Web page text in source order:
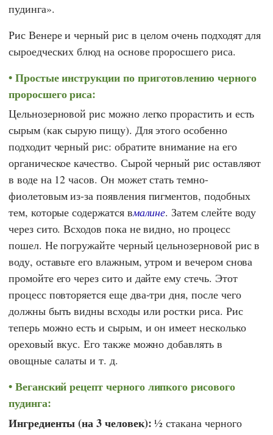
пудинга».
Рис Венере и черный рис в целом очень подходят для
сыроедческих блюд на основе проросшего риса.
Простые инструкции по приготовлению черного
проросшего риса:
Цельнозерновой рис можно легко прорастить и есть
сырым (как сырую пищу). Для этого особенно
подходит черный рис: обратите внимание на его
органическое качество. Сырой черный рис оставляют
в воде на 12 часов. Он может стать темно-
фиолетовым из-за появления пигментов, подобных
тем, которые содержатся вмалине. Затем слейте воду
через сито. Всходов пока не видно, но процесс
пошел. Не погружайте черный цельнозерновой рис в
воду, оставьте его влажным, утром и вечером снова
промойте его через сито и дайте ему стечь. Этот
процесс повторяется еще два-три дня, после чего
должны быть видны всходы или ростки риса. Рис
теперь можно есть и сырым, и он имеет несколько
ореховый вкус. Его также можно добавлять в
овощные салаты и т. д.
Веганский рецепт черного липкого рисового
пудинга:
Ингредиенты (на 3 человек): ½ стакана черного